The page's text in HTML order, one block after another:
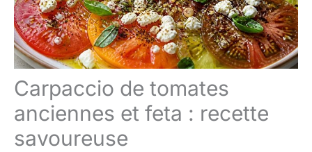
Carpaccio de tomates
anciennes et feta : recette
savoureuse